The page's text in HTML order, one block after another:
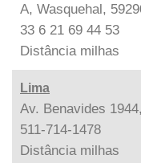
A, Wasquehal,
33 6 21 69 44 53
Distância milhas
Lima
Av. Benavides
511-714-1478
Distância milhas